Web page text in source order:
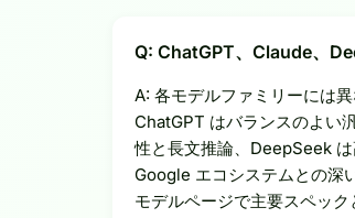
Q: ChatGPT、Claude、
A: 各モデルファミリーには異
ChatGPT はバランスのよい
性と長文推論、DeepSeek
Google エコシステムとの深
モデルページで主要スペック